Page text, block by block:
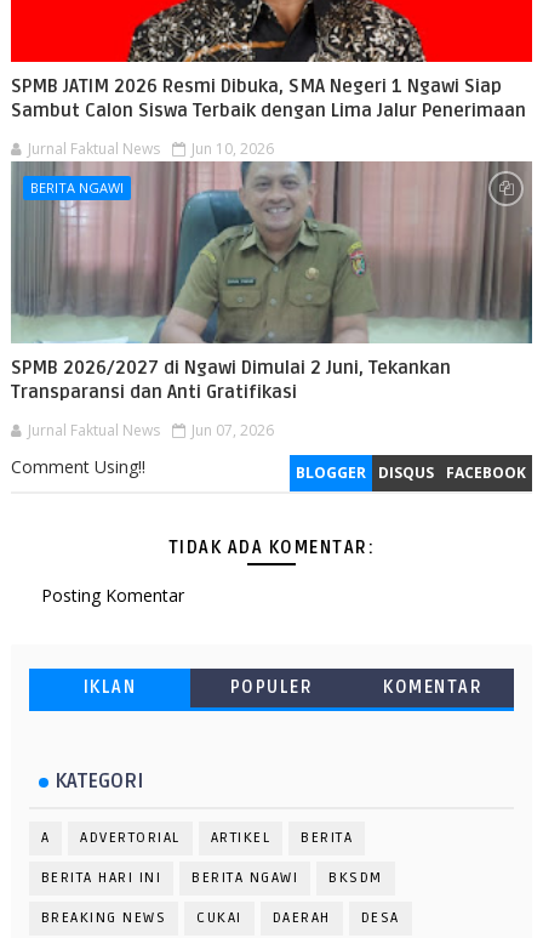
SPMB JATIM 2026 Resmi Dibuka, SMA Negeri 1 Ngawi Siap
Sambut Calon Siswa Terbaik dengan Lima Jalur Penerimaan
Jurnal Faktual News Jun 10, 2026
BERITA NGAWI
SPMB 2026/2027 di Ngawi Dimulai 2 Juni, Tekankan
Transparansi dan Anti Gratifikasi
Jurnal Faktual News Jun 07, 2026
BLOGGER DISQUS FACEBOOK
Comment Using!!
TIDAK ADA KOMENTAR:
Posting Komentar
IKLAN POPULER KOMENTAR
KATEGORI
A ADVERTORIAL ARTIKEL BERITA
BERITA HARI INI BERITA NGAWI BKSDM
BREAKING NEWS CUKAI DAERAH DESA